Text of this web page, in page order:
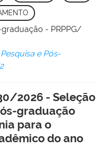
- PRPPG/
e Pós-
2026 - Seleção
graduação
para o
do ano